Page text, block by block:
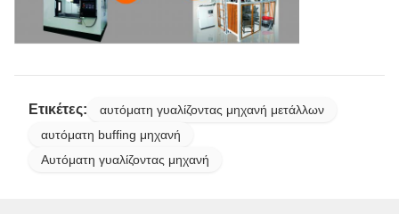
Ετικέτες:
αυτόματη γυαλίζοντας μηχανή μετάλλων
αυτόματη buffing μηχανή
Αυτόματη γυαλίζοντας μηχανή